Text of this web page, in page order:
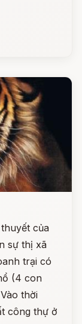
của
sự thị xã
trại có
(4 con
thời
công thự ở